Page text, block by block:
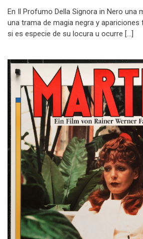
En Il Profumo Della Signora in Nero una
una trama de magia negra y
si es especie de su locura u ocurre […]